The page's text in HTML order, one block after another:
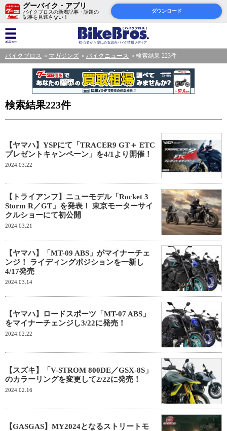
グーバイク・アプリ
バイクブロスの新着記事・話題の
記事を見逃さない！
ダウンロード
バイクブロス マガジンズ バイクニュース 検索結果 223件
検索結果223件
【ヤマハ】YSPにて「TRACER9 GT＋ ETC
プレゼントキャンペーン」を4/1より開催！
2024.03.22
【トライアンフ】ニューモデル「Rocket 3
Storm R／GT」を発表！ 東京モーターサイ
クルショーにて初公開
2024.03.21
【ヤマハ】「MT-09 ABS」がマイナーチェ
ンジ！ ライディングポジションを一新し
4/17発売
2024.03.14
【ヤマハ】ロードスポーツ「MT-07 ABS」
をマイナーチェンジし3/22に発売！
2024.02.22
【スズキ】「V-STROM 800DE／GSX-8S」
のカラーリングを変更して2/22に発売！
2024.02.16
【GASGAS】MY2024となるストリートモ